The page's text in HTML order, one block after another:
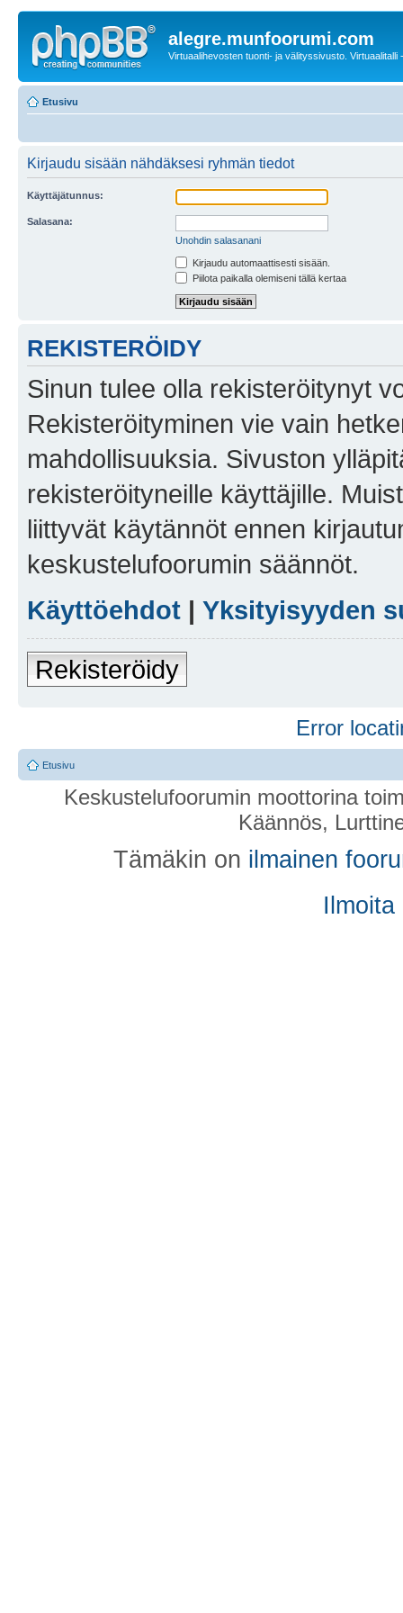
alegre.munfoorumi.com
Virtuaalihevosten tuonti- ja välityssivusto. Virtuaalitalli
Etusivu
Kirjaudu sisään nähdäksesi ryhmän tiedot
Käyttäjätunnus:
Salasana:
Unohdin salasanani
Kirjaudu automaattisesti sisään.
Piilota paikalla olemiseni tällä kertaa
REKISTERÖIDY
Sinun tulee olla rekisteröitynyt
Rekisteröityminen vie vain
mahdollisuuksia. Sivuston
rekisteröityneille käyttäjille.
liittyvät käytännöt ennen
keskustelufoorumin säännöt.
Käyttöehdot | Yksityisyyden
Rekisteröidy
Error
Etusivu
Keskustelufoorumin moottorina
Käännös,
Tämäkin on ilmainen